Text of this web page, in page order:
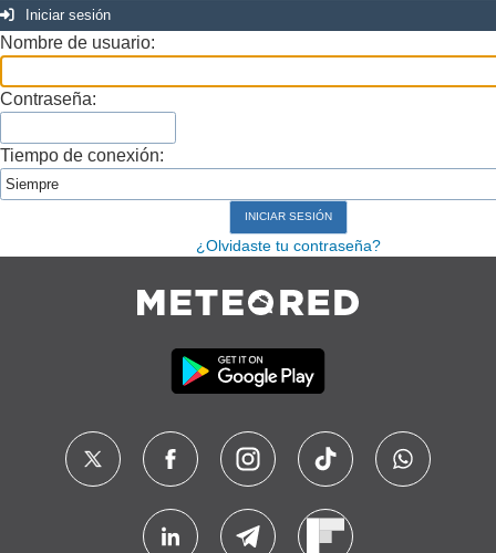
Iniciar sesión
Nombre de usuario:
Contraseña:
Tiempo de conexión:
¿Olvidaste tu contraseña?